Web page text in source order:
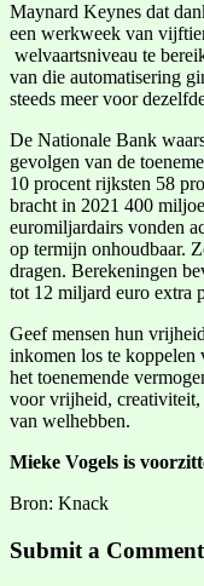
Maynard Keynes dat
een werkweek van
welvaartsniveau te
van die automatisering
steeds meer voor
De Nationale Bank
gevolgen van de
10 procent rijksten 58
bracht in 2021 400
euromiljardairs vonden
op termijn onhoudbaar.
dragen. Berekeningen
tot 12 miljard euro extra
Geef mensen hun
inkomen los te koppelen
het toenemende
voor vrijheid, creativiteit,
van welhebben.
Mieke Vogels is
Bron: Knack
Submit a Comment